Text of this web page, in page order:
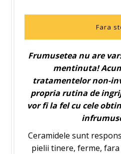
Fara
Frumusetea nu are
mentinuta!
tratamentelor non-
propria rutina de
vor fi la fel cu cele
Ceramidele sunt
pielii tinere, ferme,